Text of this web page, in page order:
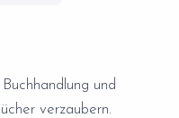
und
verzaubern.